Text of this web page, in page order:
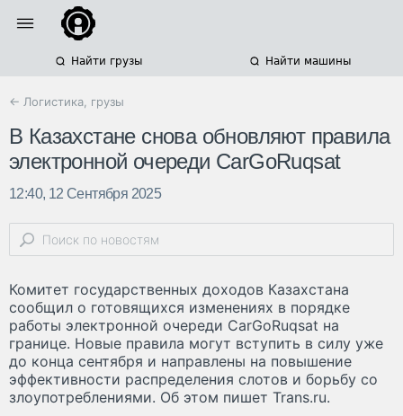
Найти грузы Найти машины
← Логистика, грузы
В Казахстане снова обновляют правила
электронной очереди CarGoRuqsat
12:40, 12 Сентября 2025
Комитет государственных доходов Казахстана
сообщил о готовящихся изменениях в порядке
работы электронной очереди CarGoRuqsat на
границе. Новые правила могут вступить в силу уже
до конца сентября и направлены на повышение
эффективности распределения слотов и борьбу со
злоупотреблениями. Об этом пишет Trans.ru.